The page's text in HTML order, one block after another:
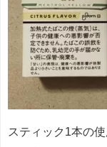
スティック1本の